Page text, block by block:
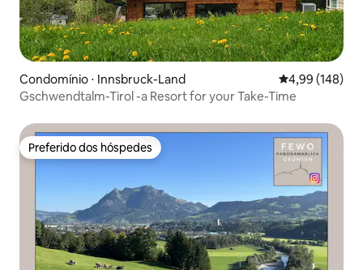
Condomínio ⋅ Innsbruck-Land 4,99 de uma
4,99 (148)
Gschwendtalm-Tirol -a Resort for your Take-Time
Preferido dos hóspedes
Preferido dos hóspedes